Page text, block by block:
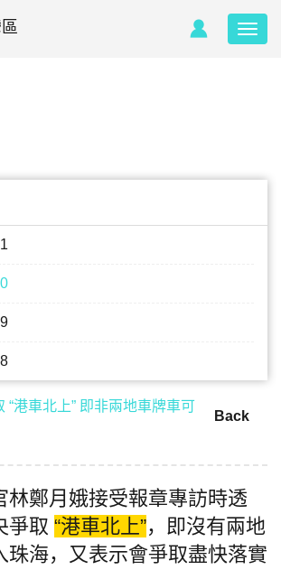
Back
“港車北上” 即非兩地車牌車可
林鄭月娥接受報章專訪時透
爭取 “港車北上”，即沒有兩地
珠海，又表示會爭取盡快落實